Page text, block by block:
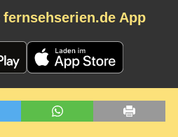
fernsehserien.de App